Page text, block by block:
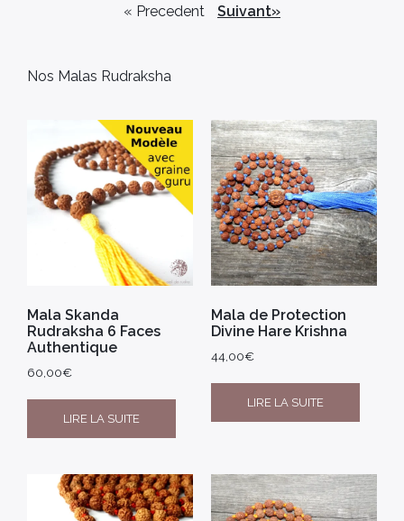
« Precedent Suivant»
Nos Malas Rudraksha
Mala Skanda
Rudraksha 6 Faces
Authentique
60,00€
LIRE LA SUITE
Mala de Protection
Divine Hare Krishna
44,00€
LIRE LA SUITE